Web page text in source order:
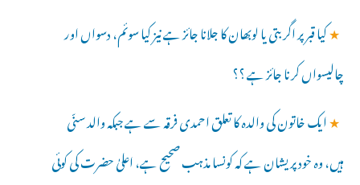
★کیا قبر پر اگربتی یا لوبھان کا جلانا جائز ہے نیز کیا سوئم، دسواں اور
چالیسواں کرنا جائز ہے ؟؟
★ایک خاتون کی والدہ کا تعلق احمدی فرقہ سے ہے جبکہ والد سنّی
ہیں، وہ خود پریشان ہے کہ کونسا مذہب صحیح ہے، اعلیٰ حضرت کی کوئی